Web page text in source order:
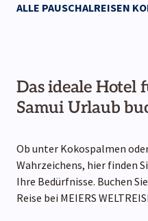
ALLE PAUSCHALREISEN
Das ideale Hotel
Samui Urlaub
Ob unter Kokospalmen
Wahrzeichens, hier finden
Ihre Bedürfnisse. Buchen
Reise bei MEIERS